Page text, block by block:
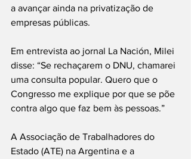
a avançar ainda na privatização de
empresas públicas.
Em entrevista ao jornal La Nación, Milei
disse: “Se rechaçarem o DNU, chamarei
uma consulta popular. Quero que o
Congresso me explique por que se põe
contra algo que faz bem às pessoas.”
A Associação de Trabalhadores do
Estado (ATE) na Argentina e a